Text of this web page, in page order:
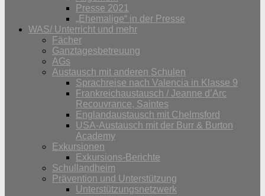
Presse 2021
„Ehemalige“ in der Presse
WAS/ Unterricht und mehr
Fächer
Ganztagesbetreuung
AGs
Austausch mit anderen Schulen
Sprachreise nach Valencia in Klasse 9
Frankreichaustausch / Jeanne d’Arc
Recouvrance, Saintes
Englandaustausch mit Chelmsford
USA-Austausch mit der Burr & Burton
Academy
Exkursionen
Exkursions-Berichte
Schullandheim
Prävention und Unterstützung
Unterstützungsnetzwerk